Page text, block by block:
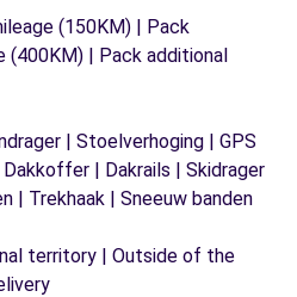
(150KM) | Pack
(400KM) | Pack additional
| Stoelverhoging | GPS
| Dakrails | Skidrager
| Trekhaak | Sneeuw banden
territory | Outside of the